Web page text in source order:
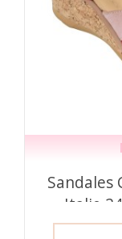
Sandales
Italie